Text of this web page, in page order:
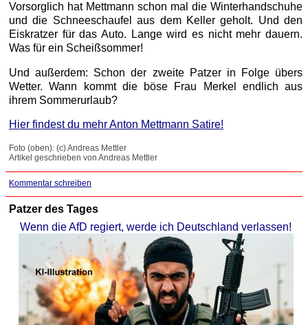
Vorsorglich hat Mettmann schon mal die Winterhandschuhe
und die Schneeschaufel aus dem Keller geholt. Und den
Eiskratzer für das Auto. Lange wird es nicht mehr dauern.
Was für ein Scheißsommer!
Und außerdem: Schon der zweite Patzer in Folge übers
Wetter. Wann kommt die böse Frau Merkel endlich aus
ihrem Sommerurlaub?
Hier findest du mehr Anton Mettmann Satire!
Foto (oben): (c) Andreas Mettler
Artikel geschrieben von Andreas Mettler
Kommentar schreiben
Patzer des Tages
Wenn die AfD regiert, werde ich Deutschland verlassen!